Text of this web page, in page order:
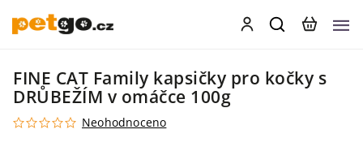
FINE CAT Family kapsičky pro kočky s
DRŮBEŽÍM v omáčce 100g
Neohodnoceno